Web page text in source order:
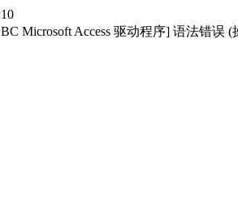
Microsoft Access 驱动程序] 语法错误